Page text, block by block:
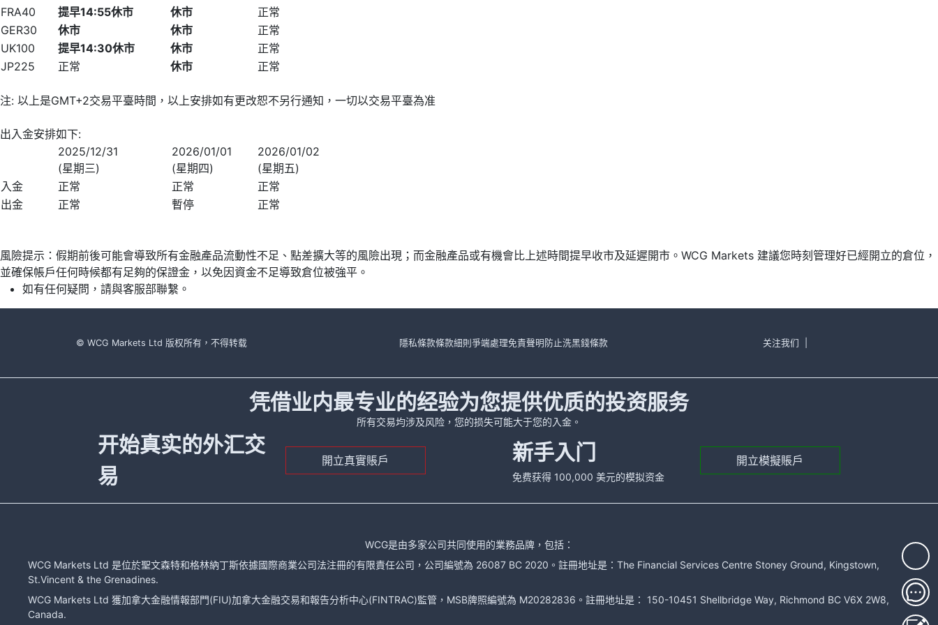
FRA40
提早14:55休市 休市
正常
GER30
休市 休市
正常
UK100
提早14:30休市 休市
正常
JP225
正常 休市 正常
注: 以上是GMT+2交易平臺時間，以上安排如有更改恕不另行通知，一切以交易平臺為准
出入金安排如下:
2025/12/31
(星期三)
2026/01/01
(星期四)
2026/01/02
(星期五)
入金
正常 正常
正常
出金
正常 暫停 正常
風險提示：假期前後可能會導致所有金融產品流動性不足、點差擴大等的風險出現；而金融產品或有機會比上述時間提早收市及延遲開市。WCG Markets 建議您時刻管理好已經開立的倉位，
並確保帳戶任何時候都有足夠的保證金，以免因資金不足導致倉位被強平。
如有任何疑問，請與客服部聯繫。
© WCG Markets Ltd 版权所有，不得转载 隱私條款條款細則 爭端處理免責聲明 防止洗黑錢條款 关注我们
凭借业内最专业的经验为您提供优质的投资服务
所有交易均涉及风险，您的损失可能大于您的入金。
开始真实的外汇交
易
開立真實賬戶 新手入门
免费获得 100,000 美元的模拟资金
開立模擬賬戶
WCG是由多家公司共同使用的業務品牌，包括：
WCG Markets Ltd 是位於聖文森特和格林納丁斯依據國際商業公司法注冊的有限責任公司，公司編號為 26087 BC 2020。註冊地址是：The Financial Services Centre Stoney Ground, Kingstown,
St.Vincent & the Grenadines.
WCG Markets Ltd 獲加拿大金融情報部門(FIU)加拿大金融交易和報告分析中心(FINTRAC)監管，MSB牌照編號為 M20282836。註冊地址是： 150-10451 Shellbridge Way, Richmond BC V6X 2W8,
Canada.